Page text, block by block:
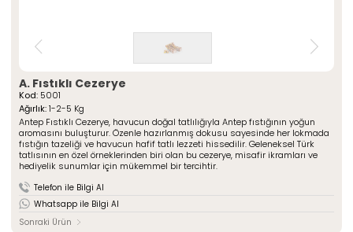
Kurumsal
» Hakkımızda
» Üretim Serüveni
» Sarma Lokumlar
» Çikolata Kaplı Lokumlar
» Cezeryeler
» Special Lokumlar
» Sucuk Lokumlar
» Special Paketli Lokumlar
» Geleneksel Paketli Lokumlar
Tüm Ürünler
ÖZSAFALAR
ŞEKERLEME
Hakkımızda
Üretim Serüveni
Kalite Politikamız
Mağazalarımız
Foto Galeri
A. Fıstıklı Cezerye
Kod: 5001
Ağırlık:1-2-5 Kg
Antep Fıstıklı Cezerye, havucun doğal tatlılığıyla Antep fıstığının yoğun
aromasını buluşturur. Özenle hazırlanmış dokusu sayesinde her lokmada
fıstığın tazeliği ve havucun hafif tatlı lezzeti hissedilir. Geleneksel Türk
tatlısının en özel örneklerinden biri olan bu cezerye, misafir ikramları ve
hediyelik sunumlar için mükemmel bir tercihtir.
Telefon ile Bilgi Al
Whatsapp ile Bilgi Al
Sonraki Ürün